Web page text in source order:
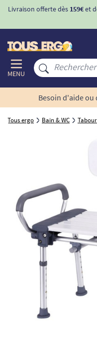
Livraison offerte dès 159€et
MENU
Besoin d'aide ou
Tous ergo Bain & WC